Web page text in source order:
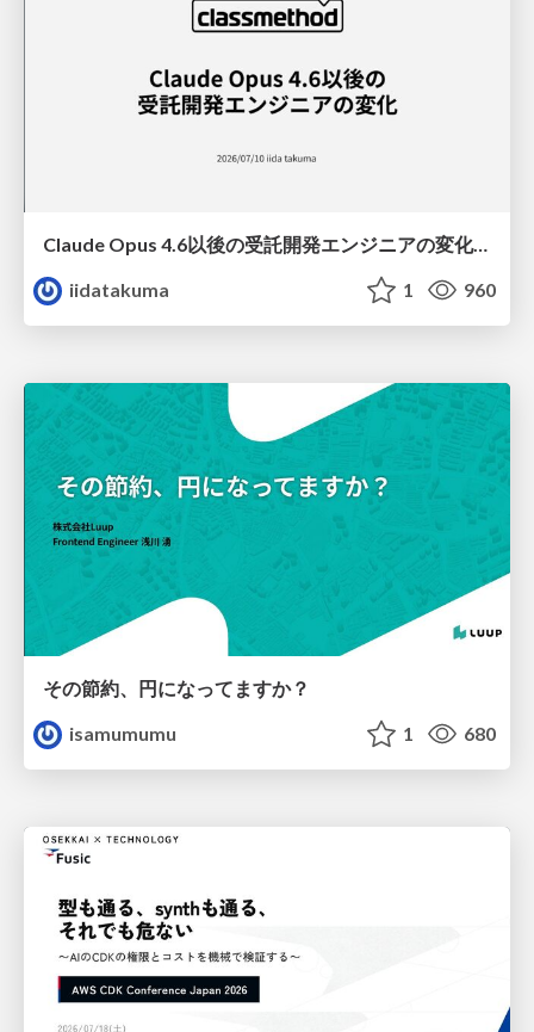
Claude Opus 4.6以後の受託開発エンジニアの変化(Claude Code開発ノウハウ大公開スペシャルbyクラスメソッド)
iidatakuma
1 960
その節約、円になってますか？
isamumumu
1 680